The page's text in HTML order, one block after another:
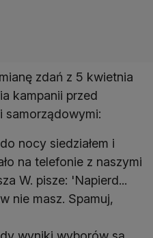
zdań z 5 kwietnia
kampanii przed
samorządowymi:
nocy siedziałem i
na telefonie z naszymi
W. pisze: 'Napierd...
nie masz. Spamuj,